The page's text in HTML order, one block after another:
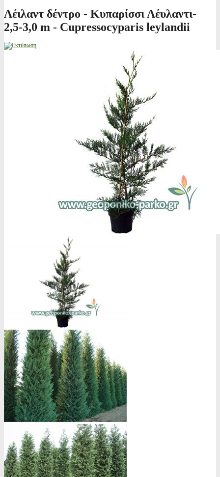
Λέιλαντ δέντρο - Κυπαρίσσι Λέυλαντι-
2,5-3,0 m - Cupressocyparis leylandii